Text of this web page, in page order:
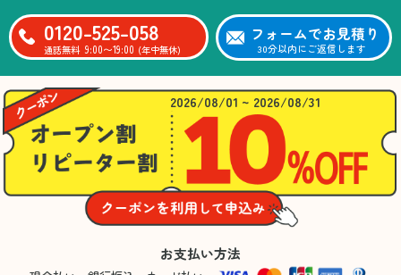
0120-525-058
通話無料 9:00〜19:00 (年中無休)
フォームでお見積り
30分以内にご返信します
2026/08/01 ~ 2026/08/31
お支払い方法